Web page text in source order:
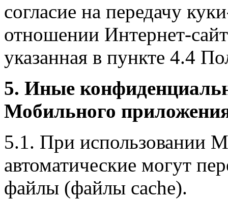
согласие на передачу
отношении Интернет-
указанная в пункте 4.4
5. Иные
Мобильного
5.1. При использовании
автоматические могут
файлы (файлы cache).